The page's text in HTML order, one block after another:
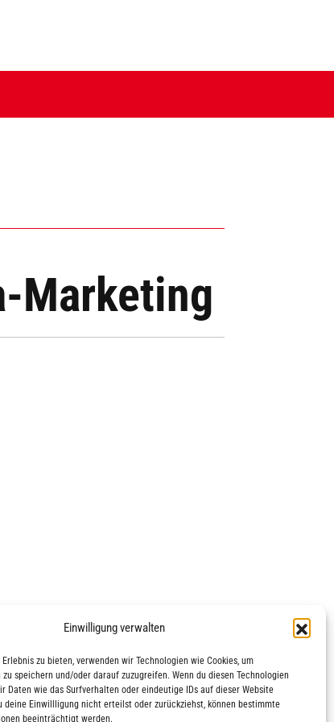
Einwilligung verwalten
zu bieten, verwenden wir Technologien wie Cookies, um
speichern und/oder darauf zuzugreifen. Wenn du diesen Technologien
Daten wie das Surfverhalten oder eindeutige IDs auf dieser Website
deine Einwillligung nicht erteilst oder zurückziehst, können bestimmte
beeinträchtigt werden.
Marketing